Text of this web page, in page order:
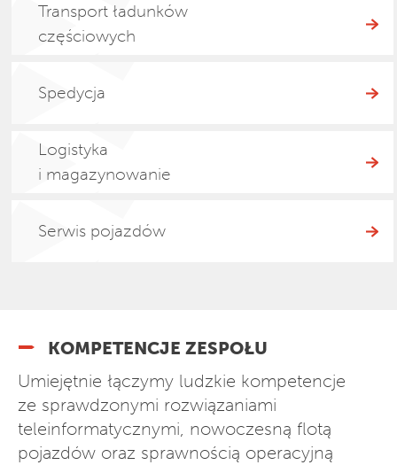
Transport ładunków
częściowych
Spedycja
Logistyka
i magazynowanie
Serwis pojazdów
KOMPETENCJE ZESPOŁU
Umiejętnie łączymy ludzkie kompetencje
ze sprawdzonymi rozwiązaniami
teleinformatycznymi, nowoczesną flotą
pojazdów oraz sprawnością operacyjną